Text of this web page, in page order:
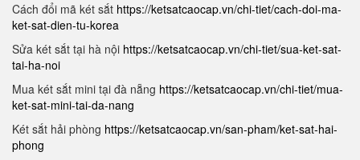
Cách đổi mã két sắt https://ketsatcaocap.vn/chi-tiet/cach-doi-ma-
ket-sat-dien-tu-korea
Sửa két sắt tại hà nội https://ketsatcaocap.vn/chi-tiet/sua-ket-sat-
tai-ha-noi
Mua két sắt mini tại đà nẵng https://ketsatcaocap.vn/chi-tiet/mua-
ket-sat-mini-tai-da-nang
Két sắt hải phòng https://ketsatcaocap.vn/san-pham/ket-sat-hai-
phong